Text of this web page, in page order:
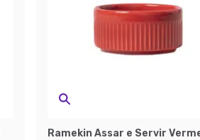
Ramekin Assar e Servir